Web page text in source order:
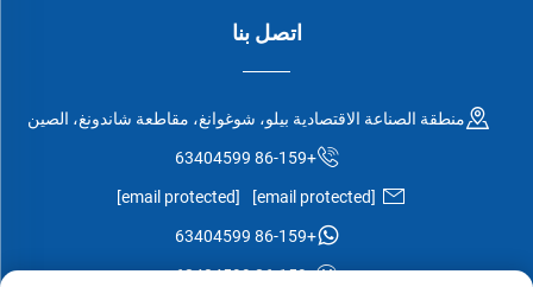
اتصل بنا
منطقة الصناعة الاقتصادية بيلو، شوغوانغ، مقاطعة شاندونغ، الصين
+86-159 63404599
[email protected]
[email protected]
+86-159 63404599
+86-159 63404599